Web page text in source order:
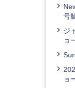
号
ジ
ョ
ョ